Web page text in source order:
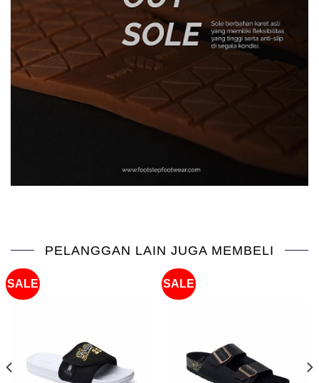
PELANGGAN LAIN JUGA MEMBELI
SALE SALE